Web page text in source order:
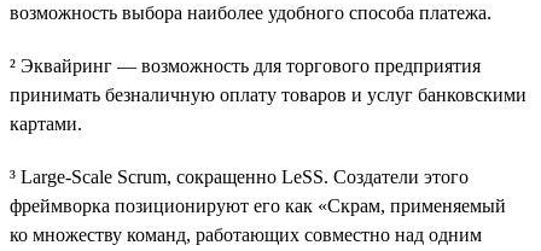
возможность выбора наиболее удобного способа платежа.
² Эквайринг — возможность для торгового предприятия
принимать безналичную оплату товаров и услуг банковскими
картами.
³ Large-Scale Scrum, сокращенно LeSS. Создатели этого
фреймворка позиционируют его как «Скрам, применяемый
ко множеству команд, работающих совместно над одним